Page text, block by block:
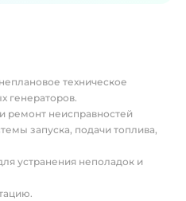
техническое
генераторов.
ремонт неисправностей
запуска, подачи топлива,
устранения неполадок и